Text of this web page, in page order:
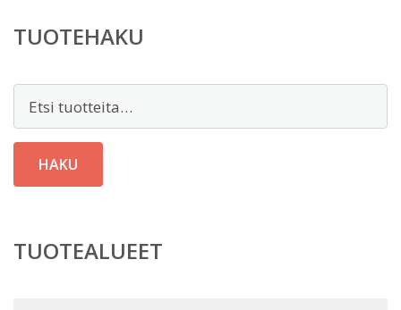
TUOTEHAKU
HAKU
TUOTEALUEET